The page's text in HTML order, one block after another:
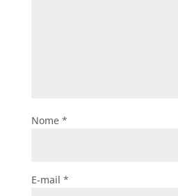
Nome *
E-mail *